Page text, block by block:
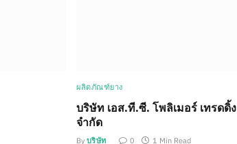
ผลิตภัณฑ์ยาง
บริษัท เอส.ที.ซี. โพลิเมอร์ เทรดดิ้ง
จำกัด
By บริษัท 0 1 Min Read